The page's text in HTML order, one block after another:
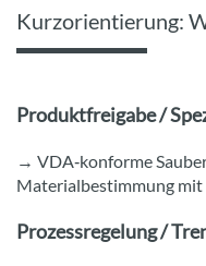
Kurzorientierung:
Produktfreigabe /
→ VDA‑konforme
Materialbestimmung mit
Prozessregelung /